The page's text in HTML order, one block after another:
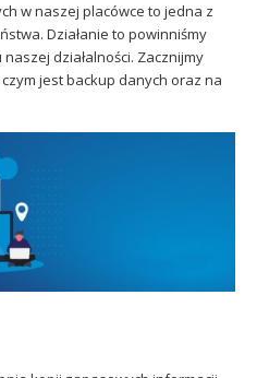
w naszej placówce to jedna z
Działanie to powinniśmy
działalności. Zacznijmy
jest backup danych oraz na